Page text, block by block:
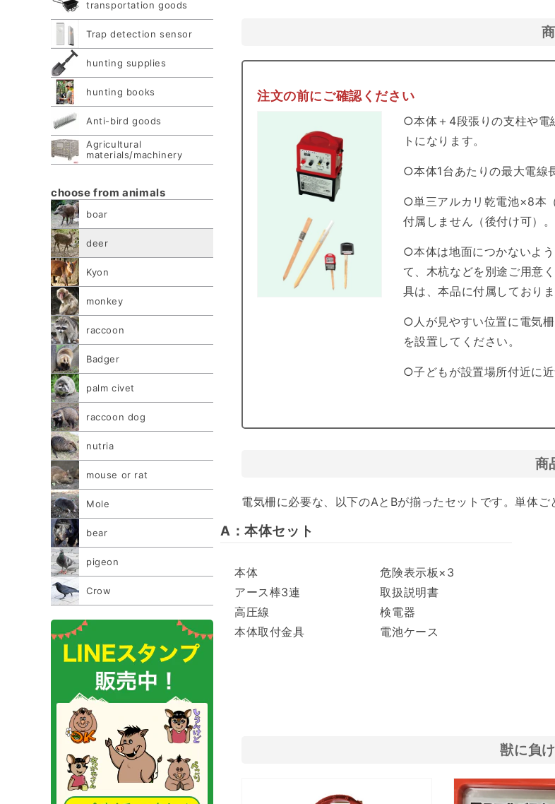
transportation goods
Trap detection sensor
hunting supplies
hunting books
Anti-bird goods
Agricultural
materials/machinery
choose from animals
boar
deer
Kyon
monkey
raccoon
Badger
palm civet
raccoon dog
nutria
mouse or rat
Mole
bear
pigeon
Crow
注文の前にご確認ください
○本体＋4段張りの支柱や電
トになります。
○本体1台あたりの最大電線
○単三アルカリ乾電池×8本
付属しません（後付け可）。
○本体は地面につかないよ
て、木杭などを別途ご用意
具は、本品に付属しておりま
○人が見やすい位置に電気
を設置してください。
○子どもが設置場所付近に
商
電気柵に必要な、以下のAとBが揃ったセットです。単体ご
A：本体セット
本体
アース棒3連
高圧線
本体取付金具
危険表示板×3
取扱説明書
検電器
電池ケース
獣に負